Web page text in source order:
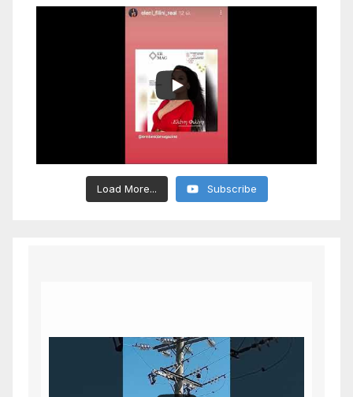
Load More... Subscribe